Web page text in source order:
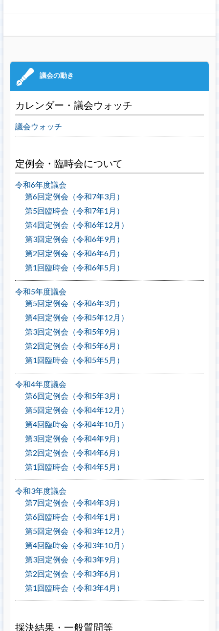
カレンダー・議会ウォッチ
議会ウォッチ
定例会・臨時会について
令和6年度議会
第6回定例会（令和7年3月）
第5回臨時会（令和7年1月）
第4回定例会（令和6年12月）
第3回定例会（令和6年9月）
第2回定例会（令和6年6月）
第1回臨時会（令和6年5月）
令和5年度議会
第5回定例会（令和6年3月）
第4回定例会（令和5年12月）
第3回定例会（令和5年9月）
第2回定例会（令和5年6月）
第1回臨時会（令和5年5月）
令和4年度議会
第6回定例会（令和5年3月）
第5回定例会（令和4年12月）
第4回臨時会（令和4年10月）
第3回定例会（令和4年9月）
第2回定例会（令和4年6月）
第1回臨時会（令和4年5月）
令和3年度議会
第7回定例会（令和4年3月）
第6回臨時会（令和4年1月）
第5回定例会（令和3年12月）
第4回臨時会（令和3年10月）
第3回定例会（令和3年9月）
第2回定例会（令和3年6月）
第1回臨時会（令和3年4月）
採決結果・一般質問等